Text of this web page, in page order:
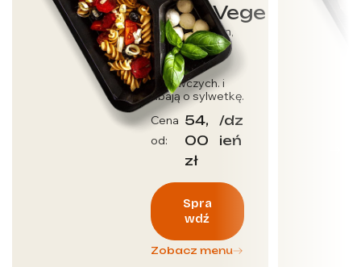
Dieta Vege
Dla wegetarian,
którzy dbają o
dostarczenie
wartości
odżywczych. i
dbają o sylwetkę.
Cena
od:
54,
00
zł
/dz
ień
Spra
wdź
Zobacz menu